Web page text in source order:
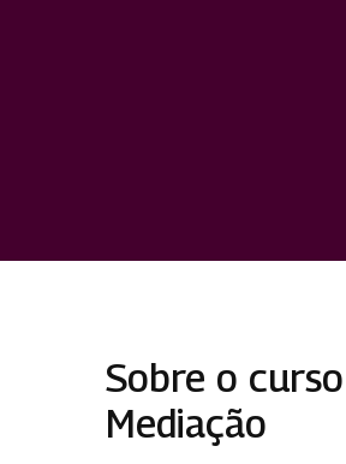
Sobre o
Mediação